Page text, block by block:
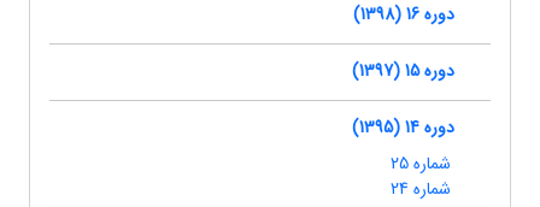
دوره 16 (1398)
دوره 15 (1397)
دوره 14 (1395)
شماره 25
شماره 24